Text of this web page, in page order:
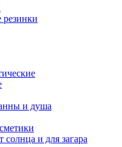
и душа
и для загара